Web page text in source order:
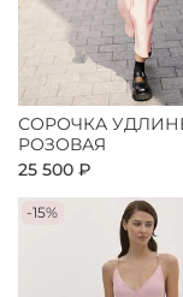
СОРОЧКА
РОЗОВАЯ
25 500 ₽
-15%